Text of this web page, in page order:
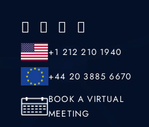
+1 212 210 1940
+44 20 3885 6670
BOOK A VIRTUAL
MEETING